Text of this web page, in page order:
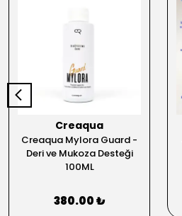
Creaqua
Creaqua Mylora Guard -
Deri ve Mukoza Desteği
100ML
380.00 ₺